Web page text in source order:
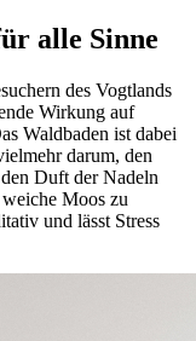
alle Sinne
des Vogtlands
Wirkung auf
Waldbaden ist dabei
darum, den
Duft der Nadeln
Moos zu
und lässt Stress